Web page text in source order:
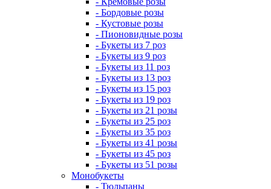
- Бордовые розы
- Кустовые розы
- Пионовидные розы
- Букеты из 7 роз
- Букеты из 9 роз
- Букеты из 11 роз
- Букеты из 13 роз
- Букеты из 15 роз
- Букеты из 19 роз
- Букеты из 21 розы
- Букеты из 25 роз
- Букеты из 35 роз
- Букеты из 41 розы
- Букеты из 45 роз
- Букеты из 51 розы
Монобукеты
- Тюльпаны